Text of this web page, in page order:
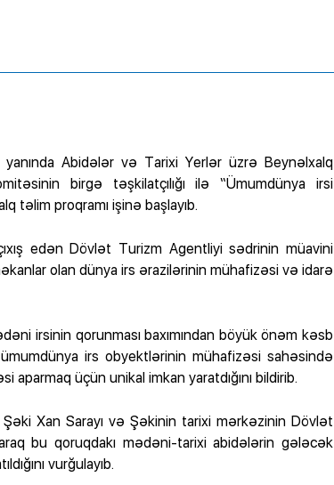
Abidələr və Tarixi Yerlər üzrə Beynəlxalq
birgə təşkilatçılığı ilə “Ümumdünya irsi
təlim proqramı işinə başlayıb.
edən Dövlət Turizm Agentliyi sədrinin müavini
olan dünya irs ərazilərinin mühafizəsi və idarə
irsinin qorunması baxımından böyük önəm kəsb
irs obyektlərinin mühafizəsi sahəsində
aparmaq üçün unikal imkan yaratdığını bildirib.
Xan Sarayı və Şəkinin tarixi mərkəzinin Dövlət
bu qoruqdakı mədəni-tarixi abidələrin gələcək
vurğulayıb.